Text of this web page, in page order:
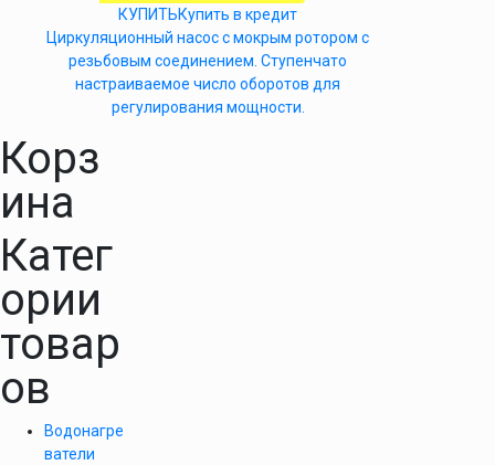
КУПИТЬКупить в кредит
Циркуляционный насос с мокрым ротором с
резьбовым соединением. Ступенчато
настраиваемое число оборотов для
регулирования мощности.
Корз
ина
Катег
ории
товар
ов
Водонагре
ватели